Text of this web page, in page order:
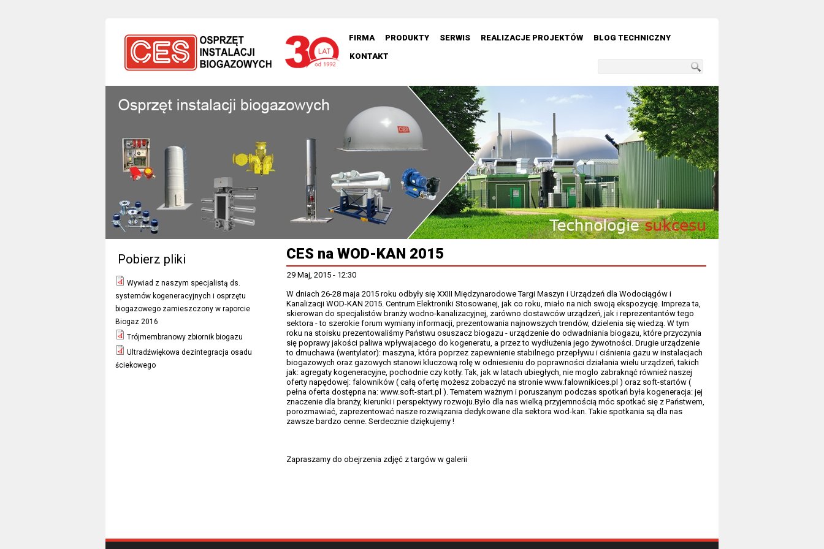
FIRMA PRODUKTY SERWIS REALIZACJE PROJEKTÓW
BLOG TECHNICZNY
KONTAKT
Pobierz pliki
Wywiad z naszym specjalistą ds.
systemów kogeneracyjnych i osprzętu
biogazowego zamieszczony w raporcie
Biogaz 2016
Trójmembranowy zbiornik biogazu
Ultradźwiękowa dezintegracja osadu
ściekowego
CES na WOD-KAN 2015
29 Maj, 2015 - 12:30
W dniach 26-28 maja 2015 roku odbyły się XXIII Międzynarodowe Targi Maszyn i Urządzeń dla Wodociągów i
Kanalizacji WOD-KAN 2015. Centrum Elektroniki Stosowanej, jak co roku, miało na nich swoją ekspozycję. Impreza ta,
skierowan do specjalistów branży wodno-kanalizacyjnej, zarówno dostawców urządzeń, jak i reprezentantów tego
sektora - to szerokie forum wymiany informacji, prezentowania najnowszych trendów, dzielenia się wiedzą. W tym
roku na stoisku prezentowaliśmy Państwu osuszacz biogazu - urządzenie do odwadniania biogazu, które przyczynia
się poprawy jakości paliwa wpływajacego do kogeneratu, a przez to wydłużenia jego żywotności. Drugie urządzenie
to dmuchawa (wentylator): maszyna, która poprzez zapewnienie stabilnego przepływu i ciśnienia gazu w instalacjach
biogazowych oraz gazowych stanowi kluczową rolę w odniesieniu do poprawności działania wielu urządzeń, takich
jak: agregaty kogeneracyjne, pochodnie czy kotły. Tak, jak w latach ubiegłych, nie moglo zabraknąć również naszej
oferty napędowej: falowników ( całą ofertę możesz zobaczyć na stronie www.falownikices.pl ) oraz soft-startów (
pełna oferta dostępna na: www.soft-start.pl ). Tematem ważnym i poruszanym podczas spotkań była kogeneracja: jej
znaczenie dla branży, kierunki i perspektywy rozwoju.Było dla nas wielką przyjemnością móc spotkać się z Państwem,
porozmawiać, zaprezentować nasze rozwiązania dedykowane dla sektora wod-kan. Takie spotkania są dla nas
zawsze bardzo cenne. Serdecznie dziękujemy !
Zapraszamy do obejrzenia zdjęć z targów w galerii